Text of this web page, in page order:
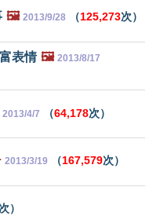
🖼️ 2013/9/28 （125,273次）
表情 🖼️ 2013/8/17
2013/4/7 （64,178次）
2013/3/19 （167,579次）
）